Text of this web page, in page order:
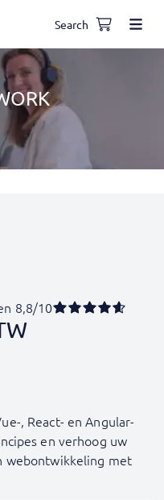
Search
8,8/10
, React- en Angular-
en verhoog uw
webontwikkeling met